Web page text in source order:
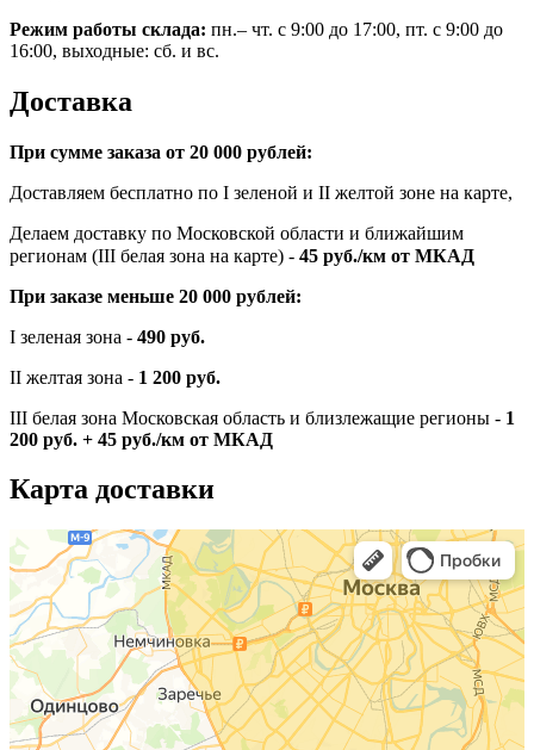
Режим работы склада: пн.– чт. с 9:00 до 17:00, пт. с 9:00 до
16:00, выходные: сб. и вс.
Доставка
При сумме заказа от 20 000 рублей:
Доставляем бесплатно по I зеленой и II желтой зоне на карте,
Делаем доставку по Московской области и ближайшим
регионам (III белая зона на карте) - 45 руб./км от МКАД
При заказе меньше 20 000 рублей:
I зеленая зона - 490 руб.
II желтая зона - 1 200 руб.
III белая зона Московская область и близлежащие регионы - 1
200 руб. + 45 руб./км от МКАД
Карта доставки